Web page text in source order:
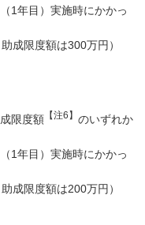
1年目）実施時にかかっ
成限度額は300万円）
限度額 【注6】 のいずれか
1年目）実施時にかかっ
成限度額は200万円）